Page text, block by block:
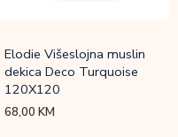
Elodie Višeslojna muslin
dekica Deco Turquoise
120X120
68,00KM